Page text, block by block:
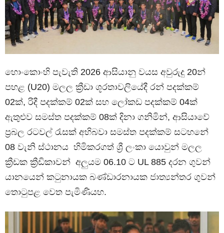
හොංකොංහි පැවැති 2026 ආසියානු වයස අවුරුදු 20න්
පහළ (U20) මලල ක්‍රීඩා ශූරතාවලියේදී රන් පදක්කම්
02ක්, රිදී පදක්කම් 02ක් සහ ලෝකඩ පදක්කම් 04ක්
ඇතුළුව සමස්ත පදක්කම් 08ක් දිනා ගනිමින්, ආසියාවේ
ප්‍රබල රටවල් රැසක් අභිබවා සමස්ත පදක්කම් සටහනේ
08 වැනි ස්ථානය හිමිකරගත් ශ්‍රී ලංකා යොවුන් මලල
ක්‍රීඩක ක්‍රීඩිකාවන් අලුයම 06.10 ට UL 885 දරන ගුවන්
යානයෙන් කටුනායක බණ්ඩාරනායක ජාත්‍යන්තර ගුවන්
තොටුපළ වෙත පැමිණියහ.